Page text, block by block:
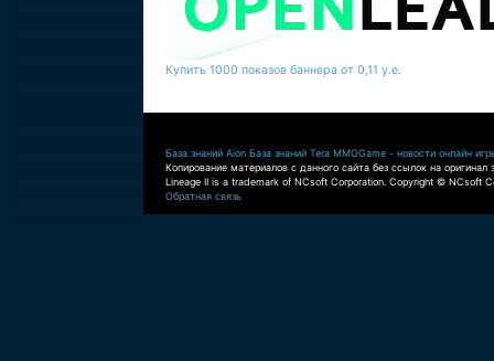
Купить 1000 показов баннера от 0,11 у.е.
База знаний Aion База знаний Tera MMOGame - новости онлайн
Копирование материалов с данного сайта без ссылок на оригинал
Lineage II is a trademark of NCsoft Corporation. Copyright © NCsoft
Обратная связь